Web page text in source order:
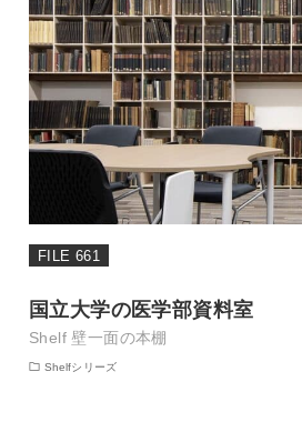
FILE 661
国立大学の医学部資料室
Shelf 壁一面の本棚
Shelfシリーズ